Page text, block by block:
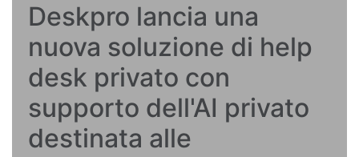
Deskpro lancia una
nuova soluzione di help
desk privato con
supporto dell'AI privato
destinata alle